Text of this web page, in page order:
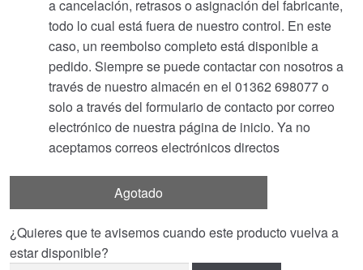
a cancelación, retrasos o asignación del fabricante,
todo lo cual está fuera de nuestro control. En este
caso, un reembolso completo está disponible a
pedido. Siempre se puede contactar con nosotros a
través de nuestro almacén en el 01362 698077 o
solo a través del formulario de contacto por correo
electrónico de nuestra página de inicio. Ya no
aceptamos correos electrónicos directos
Agotado
¿Quieres que te avisemos cuando este producto vuelva a
estar disponible?